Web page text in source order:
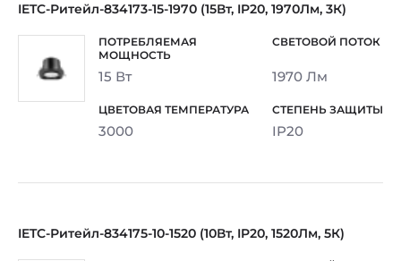
IETC-Ритейл-834173-15-1970 (15Вт, IP20, 1970Лм, 3К)
15 Вт 1970 Лм
3000 IP20
IETC-Ритейл-834175-10-1520 (10Вт, IP20, 1520Лм, 5К)